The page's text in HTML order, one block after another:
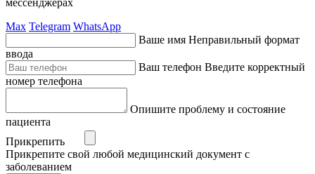
Max Telegram WhatsApp
Ваше имя Неправильный формат
ввода
Ваш телефон Введите корректный
номер телефона
Опишите проблему и состояние
пациента
Прикрепить
Прикрепите свой любой медицинский документ с
заболеванием